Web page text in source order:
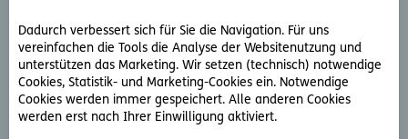
Dadurch verbessert sich für Sie die Navigation. Für uns
vereinfachen die Tools die Analyse der Websitenutzung und
unterstützen das Marketing. Wir setzen (technisch) notwendige
Cookies, Statistik- und Marketing-Cookies ein. Notwendige
Cookies werden immer gespeichert. Alle anderen Cookies
werden erst nach Ihrer Einwilligung aktiviert.
D.A.S. Direkthilfe®